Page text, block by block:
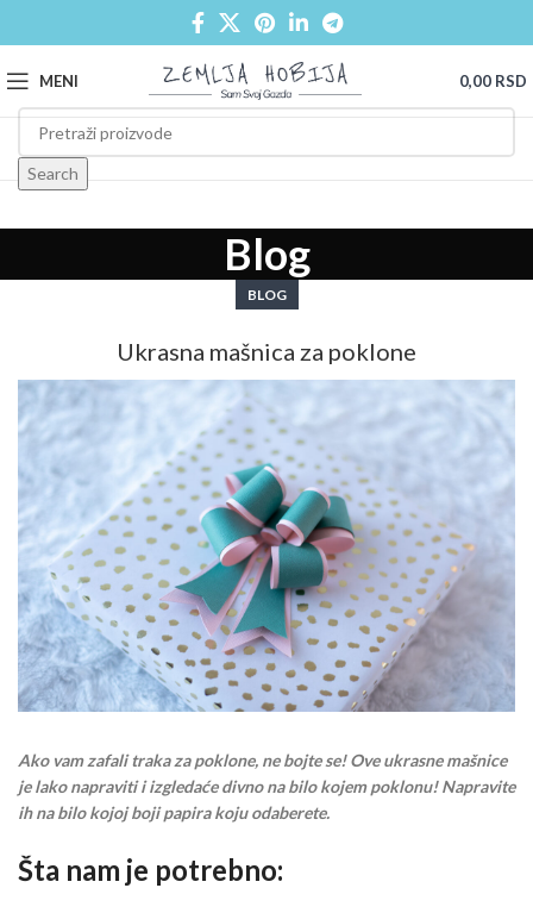
MENI 0,00 RSD
Search
Blog
BLOG
Ukrasna mašnica za poklone
Ako vam zafali traka za poklone, ne bojte se! Ove ukrasne mašnice
je lako napraviti i izgledaće divno na bilo kojem poklonu! Napravite
ih na bilo kojoj boji papira koju odaberete.
Šta nam je potrebno: